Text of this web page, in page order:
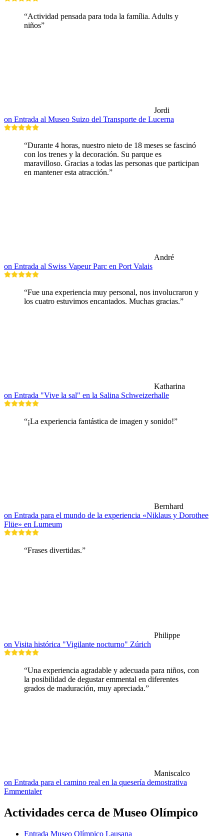
“Actividad pensada para toda la família. Adults y
niños”
Jordi
on Entrada al Museo Suizo del Transporte de Lucerna
“Durante 4 horas, nuestro nieto de 18 meses se fascinó
con los trenes y la decoración. Su parque es
maravilloso. Gracias a todas las personas que participan
en mantener esta atracción.”
André
on Entrada al Swiss Vapeur Parc en Port Valais
“Fue una experiencia muy personal, nos involucraron y
los cuatro estuvimos encantados. Muchas gracias.”
Katharina
on Entrada "Vive la sal" en la Salina Schweizerhalle
“¡La experiencia fantástica de imagen y sonido!”
Bernhard
on Entrada para el mundo de la experiencia «Niklaus y Dorothee
Flüe» en Lumeum
“Frases divertidas.”
Philippe
on Visita histórica "Vigilante nocturno" Zúrich
“Una experiencia agradable y adecuada para niños, con
la posibilidad de degustar emmental en diferentes
grados de maduración, muy apreciada.”
Maniscalco
on Entrada para el camino real en la quesería demostrativa
Emmentaler
Actividades cerca de Museo Olímpico
Entrada Museo Olímpico Lausana